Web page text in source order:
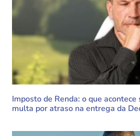
Imposto de Renda: o que acontece
multa por atraso na entrega da